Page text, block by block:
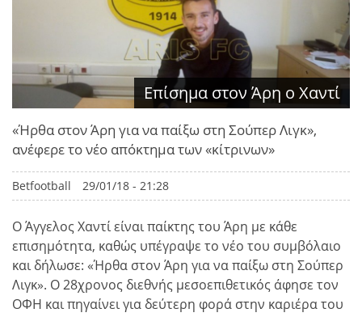
Επίσημα στον Άρη ο Χαντί
«Ήρθα στον Άρη για να παίξω στη Σούπερ Λιγκ»,
ανέφερε το νέο απόκτημα των «κίτρινων»
Betfootball 29/01/18 - 21:28
Ο Άγγελος Χαντί είναι παίκτης του Άρη με κάθε
επισημότητα, καθώς υπέγραψε το νέο του συμβόλαιο
και δήλωσε: «Ήρθα στον Άρη για να παίξω στη Σούπερ
Λιγκ». Ο 28χρονος διεθνής μεσοεπιθετικός άφησε τον
ΟΦΗ και πηγαίνει για δεύτερη φορά στην καριέρα του